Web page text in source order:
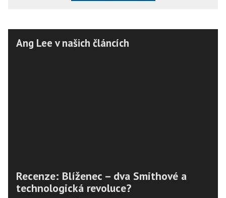
Ang Lee v našich článcích
Recenze: Blíženec – dva Smithové a
technologická revoluce?